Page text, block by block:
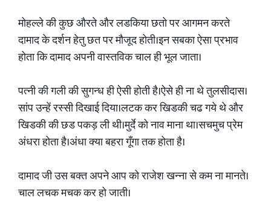
मोहल्ले की कुछ औरते और लडकिया छतो पर आगमन करते
दामाद के दर्शन हेतु छत पर मौजूद होती।इन सबका ऐसा प्रभाव
होता कि दामाद अपनी वास्तविक चाल ही भूल जाता।
पत्नी की गली की सुगन्ध ही ऐसी होती है।ऐसे ही ना थे तुलसीदास।
सांप उन्हें रस्सी दिखाई दिया।लटक कर खिडकी चढ गये थे और
खिडकी की छड पकड़ ली थी।मुर्दे को नाव माना था।सचमुच प्रेम
अंधरा होता है।अंधा क्या बहरा गूँगा तक होता है।
दामाद जी उस बक्त अपने आप को राजेश खन्ना से कम ना मानते।
चाल लचक मचक कर हो जाती।